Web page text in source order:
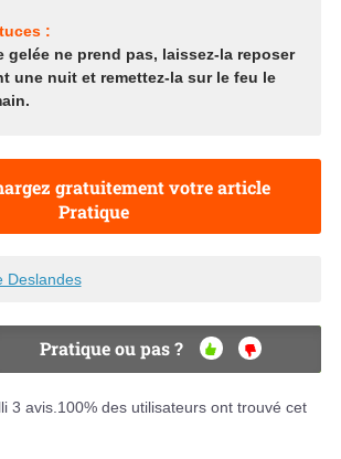
:
gelée ne prend pas, laissez-la reposer
une nuit et remettez-la sur le feu le
gratuitement votre article
Pratique
Deslandes
Pratique ou pas ?
OU
NO
N
3 avis. 100% des utilisateurs ont trouvé cet